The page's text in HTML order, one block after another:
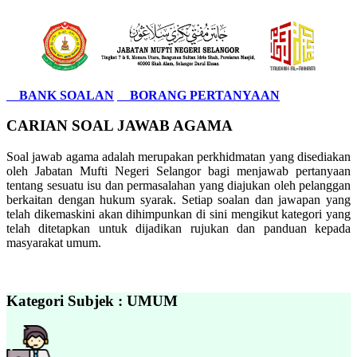
BANK SOALAN BORANG PERTANYAAN
CARIAN SOAL JAWAB AGAMA
Soal jawab agama adalah merupakan perkhidmatan yang disediakan
oleh Jabatan Mufti Negeri Selangor bagi menjawab pertanyaan
tentang sesuatu isu dan permasalahan yang diajukan oleh pelanggan
berkaitan dengan hukum syarak. Setiap soalan dan jawapan yang
telah dikemaskini akan dihimpunkan di sini mengikut kategori yang
telah ditetapkan untuk dijadikan rujukan dan panduan kepada
masyarakat umum.
Kategori Subjek : UMUM